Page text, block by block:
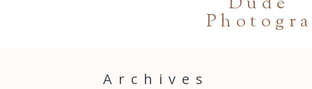
Archives
GALERIES PRIVÉES